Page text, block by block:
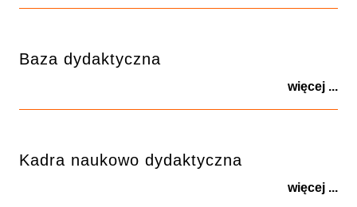
Baza dydaktyczna
więcej ...
Kadra naukowo dydaktyczna
więcej ...